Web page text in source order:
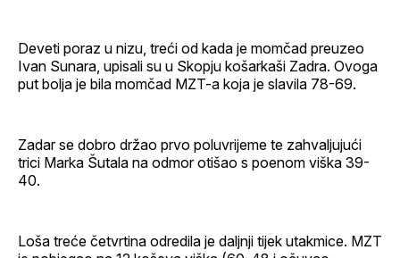
Deveti poraz u nizu, treći od kada je momčad preuzeo
Ivan Sunara, upisali su u Skopju košarkaši Zadra. Ovoga
put bolja je bila momčad MZT-a koja je slavila 78-69.
Zadar se dobro držao prvo poluvrijeme te zahvaljujući
trici Marka Šutala na odmor otišao s poenom viška 39-
40.
Loša treće četvrtina odredila je daljnji tijek utakmice. MZT